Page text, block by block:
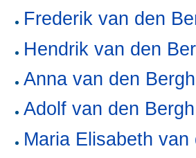
Frederik van den
Hendrik van den
Anna van den
Adolf van den Bergh
Maria Elisabeth van